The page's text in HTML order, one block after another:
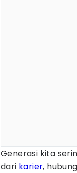
Generasi kita
dari karier,